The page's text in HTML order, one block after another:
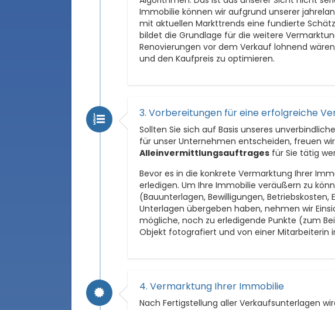
Immobilie können wir aufgrund unserer
mit aktuellen Markttrends eine fundierte
bildet die Grundlage für die weitere
Renovierungen vor dem Verkauf lohnend
und den Kaufpreis zu optimieren.
3. Vorbereitungen für eine erfolgreiche
Sollten Sie sich auf Basis unseres
für unser Unternehmen entscheiden, freuen
Alleinvermittlungsauftrages für Sie tätig
Bevor es in die konkrete Vermarktung Ihrer
erledigen. Um Ihre Immobilie veräußern zu
(Bauunterlagen, Bewilligungen,
Unterlagen übergeben haben, nehmen wir
mögliche, noch zu erledigende Punkte (zum
Objekt fotografiert und von einer Mitarbeiterin
4. Vermarktung Ihrer Immobilie
Nach Fertigstellung aller Verkaufsunterlagen